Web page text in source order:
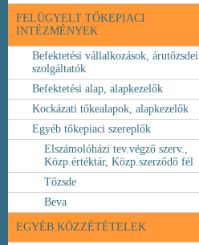
FELÜGYELT TŐKEPIACI
INTÉZMÉNYEK
Befektetési vállalkozások, árutőzsdei
szolgáltatók
Befektetési alap, alapkezelők
Kockázati tőkealapok, alapkezelők
Egyéb tőkepiaci szereplők
Elszámolóházi tev.végző szerv.,
Közp.értéktár, Közp.szerződő fél
Tőzsde
Beva
EGYÉB KÖZZÉTÉTELEK